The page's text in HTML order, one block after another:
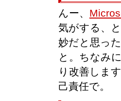
んー、
気がする、
妙だと思っ
と。ちなみ
り改善しま
己責任で。